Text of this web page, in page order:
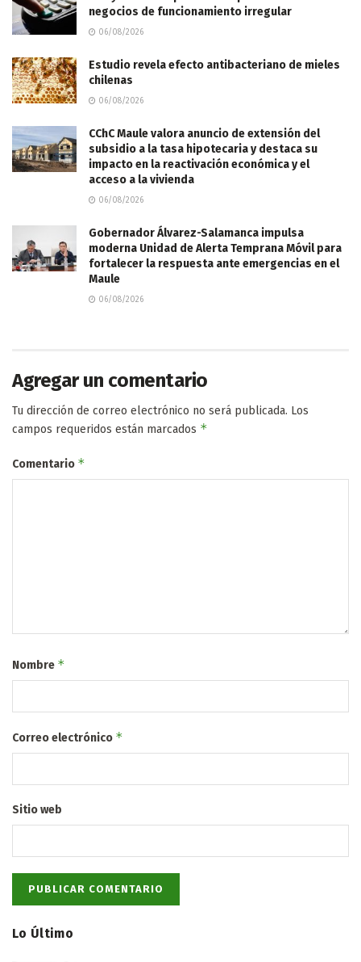
negocios de funcionamiento irregular
06/08/2026
Estudio revela efecto antibacteriano de mieles
chilenas
06/08/2026
CChC Maule valora anuncio de extensión del
subsidio a la tasa hipotecaria y destaca su
impacto en la reactivación económica y el
acceso a la vivienda
06/08/2026
Gobernador Álvarez-Salamanca impulsa
moderna Unidad de Alerta Temprana Móvil para
fortalecer la respuesta ante emergencias en el
Maule
06/08/2026
Agregar un comentario
Tu dirección de correo electrónico no será publicada. Los
campos requeridos están marcados *
Comentario *
Nombre *
Correo electrónico *
Sitio web
Lo Último